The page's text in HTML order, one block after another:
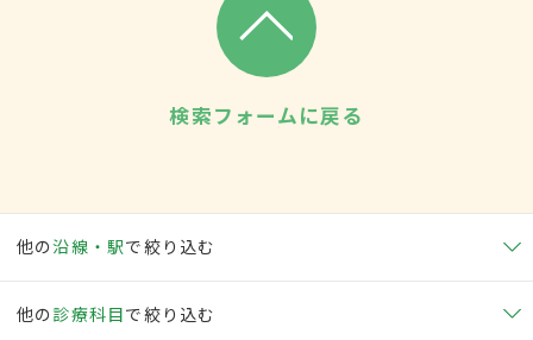
検索フォームに戻る
他の沿線・駅で絞り込む
他の 診療科目で絞り込む